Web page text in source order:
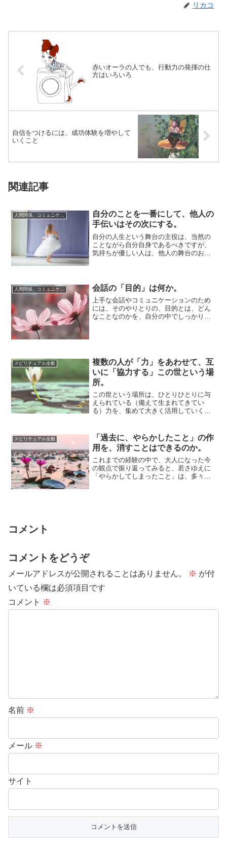
リカコ
赤いオーラの人でも、行動力の発揮の仕
方はいろいろ
自信をつけるには、成功体験を増やして
いくこと
関連記事
人間関係、コミュニケーション
自分のことを一番にして、他人の
手伝いはその次にする。
自分の人生という舞台の主役は、当然の
ことながら自分自身であるべきですが、
気持ちが優しい人は、他人の舞台のお手
人間関係、コミュニケーション 会話の「目的」は何か。
上手な会話やコミュニケーションのため
には、そのやりとりの、目的とは、どん
なことなのかを、自分の中でしっかりと
スピリチュアル全般
複数の人が「力」をあわせて、互
いに「協力する」この世という場
所。
この世という場所は、ひとりひとりに与
えられている（備えて生まれてきてい
る）力を、集めて大きく活用していくこ
スピリチュアル全般
「過去に、やらかしたこと」の作
用を、消すことはできるのか。
これまでの経験の中で、大人になった今
の観点で振り返ってみると、若さゆえに
「やらかしてしまったこと」は、多々あ
コメント
コメントをどうぞ
メールアドレスが公開されることはありません。 ※ が付
いている欄は必須項目です
コメント ※
名前 ※
メール ※
サイト